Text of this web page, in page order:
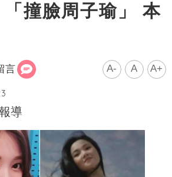
撞臉周子瑜」 本
言 A- A A+
導